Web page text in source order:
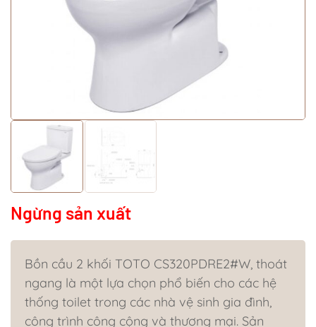
Ngừng sản xuất
Bồn cầu 2 khối TOTO CS320PDRE2#W, thoát
ngang là một lựa chọn phổ biến cho các hệ
thống toilet trong các nhà vệ sinh gia đình,
công trình công cộng và thương mại. Sản